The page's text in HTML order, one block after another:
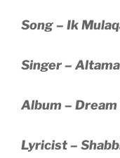
Song – Ik
Singer –
Album – Dream
Lyricist –